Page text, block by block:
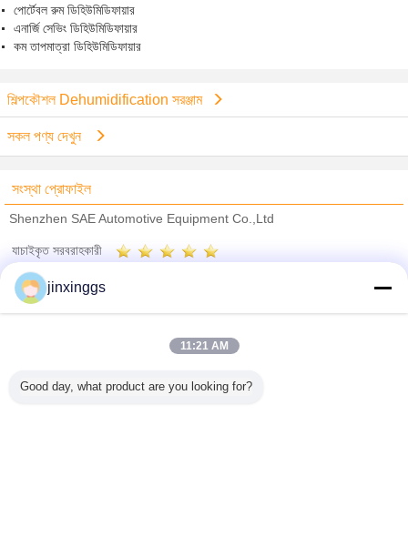
পোর্টেবল রুম ডিহিউমিডিফায়ার
এনার্জি সেভিং ডিহিউমিডিফায়ার
কম তাপমাত্রা ডিহিউমিডিফায়ার
শিল্পকৌশল Dehumidification সরঞ্জাম
সকল পণ্য দেখুন
সংস্থা প্রোফাইল
Shenzhen SAE Automotive Equipment Co.,Ltd
যাচাইকৃত সরবরাহকারী
Trust Seal
সব পণ্য
jinxinggs
11:21 AM
Good day, what product are you looking for?